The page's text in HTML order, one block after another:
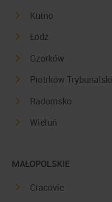
Kutno
Łódź
Ozorków
Piotrków Trybunalski
Radomsko
Wieluń
MAŁOPOLSKIE
Cracovie